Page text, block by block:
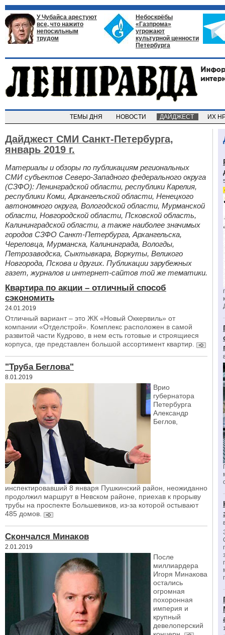
У Чубайса арестуют
все, что нажито
непосильным
трудом
Небоскрёбы
«Газпрома»
угрожают
культурной ценности
Петербурга
ТЕМЫ ДНЯ НОВОСТИ ДАЙДЖЕСТ ИХ
Дайджест СМИ Санкт-Петербурга,
январь 2019 г.
Материалы и обзоры по публикациям региональных
СМИ субъектов Северо-Западного федерального округа
(СЗФО): Ленинградской области, республики Карелия,
республики Коми, Архангельской области, Ненецкого
автономного округа, Вологодской области, Мурманской
области, Новгородской области, Псковской область,
Калининградской области, а также наиболее значимых
городов СЗФО Санкт-Петербурга, Архангельска,
Череповца, Мурманска, Калининграда, Вологды,
Петрозаводска, Сыктывкара, Воркуты, Великого
Новгорода, Пскова и других. Публикации зарубежных
газет, журналов и интернет-сайтов той же тематики.
Квартира по акции – отличный способ
сэкономить
24.01.2019
Отличный вариант – это ЖК «Новый Оккервиль» от
компании «Отделстрой». Комплекс расположен в самой
развитой части Кудрово, в нем есть готовые и строящиеся
корпуса, где представлен большой ассортимент квартир.
"Труба Беглова"
8.01.2019
Врио
губернатора
Петербурга
Александр
Беглов,
инспектировавший 8 января Пушкинский район, неожиданно
продолжил маршрут в Невском районе, приехав к прорыву
трубы на проспекте Большевиков, из-за которой остывают
485 домов.
Скончался Минаков
2.01.2019
После
миллиардера
Игоря Минакова
остались
огромная
похоронная
империя и
крупный
девелоперский